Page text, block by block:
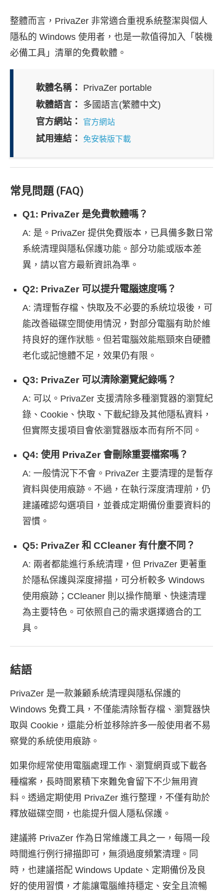
整體而言，PrivaZer 非常適合重視系統整潔與個人
隱私的 Windows 使用者，也是一款值得加入「裝機
必備工具」清單的免費軟體。
軟體名稱：
PrivaZer portable
軟體語言：
多國語言(繁體中文)
官方網站：
官方網站
試用連結： 免安裝版下載
常見問題 (FAQ)
Q1: PrivaZer 是免費軟體嗎？
A: 是。PrivaZer 提供免費版本，已具備多數日常
系統清理與隱私保護功能。部分功能或版本差
異，請以官方最新資訊為準。
Q2: PrivaZer 可以提升電腦速度嗎？
A: 清理暫存檔、快取及不必要的系統垃圾後，可
能改善磁碟空間使用情況，對部分電腦有助於維
持良好的運作狀態。但若電腦效能瓶頸來自硬體
老化或記憶體不足，效果仍有限。
Q3: PrivaZer 可以清除瀏覽紀錄嗎？
A: 可以。PrivaZer 支援清除多種瀏覽器的瀏覽紀
錄、Cookie、快取、下載紀錄及其他隱私資料，
但實際支援項目會依瀏覽器版本而有所不同。
Q4: 使用 PrivaZer 會刪除重要檔案嗎？
A: 一般情況下不會。PrivaZer 主要清理的是暫存
資料與使用痕跡。不過，在執行深度清理前，仍
建議確認勾選項目，並養成定期備份重要資料的
習慣。
Q5: PrivaZer 和 CCleaner 有什麼不同？
A: 兩者都能進行系統清理，但 PrivaZer 更著重
於隱私保護與深度掃描，可分析較多 Windows
使用痕跡；CCleaner 則以操作簡單、快速清理
為主要特色。可依照自己的需求選擇適合的工
具。
結語
PrivaZer 是一款兼顧系統清理與隱私保護的
Windows 免費工具，不僅能清除暫存檔、瀏覽器快
取與 Cookie，還能分析並移除許多一般使用者不易
察覺的系統使用痕跡。
如果你經常使用電腦處理工作、瀏覽網頁或下載各
種檔案，長時間累積下來難免會留下不少無用資
料。透過定期使用 PrivaZer 進行整理，不僅有助於
釋放磁碟空間，也能提升個人隱私保護。
建議將 PrivaZer 作為日常維護工具之一，每隔一段
時間進行例行掃描即可，無須過度頻繁清理。同
時，也建議搭配 Windows Update、定期備份及良
好的使用習慣，才能讓電腦維持穩定、安全且流暢